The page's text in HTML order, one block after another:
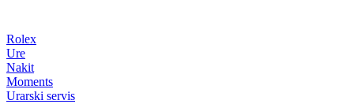
Rolex
Ure
Nakit
Moments
Urarski servis